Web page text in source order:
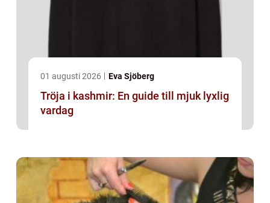
01 augusti 2026 Eva Sjöberg
Tröja i kashmir: En guide till mjuk lyxlig
vardag